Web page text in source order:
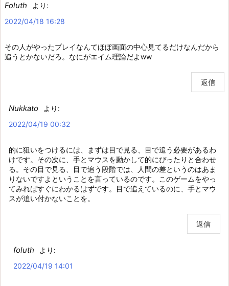
Foluth
より:
2022/04/18 16:28
その人がやったプレイなんてほぼ画面の中心見てるだけなんだから
追うとかないだろ。なにがエイム理論だよww
返信
Nukkato
より:
2022/04/19 00:32
的に狙いをつけるには、まずは目で見る、目で追う必要があるわ
けです。その次に、手とマウスを動かして的にぴったりと合わせ
る。その目で見る、目で追う段階では、人間の差というのはあま
りないですよということを言っているのです。このゲームをやっ
てみればすぐにわかるはずです。目で追えているのに、手とマウ
スが追い付かないことを。
返信
foluth
より:
2022/04/19 14:01